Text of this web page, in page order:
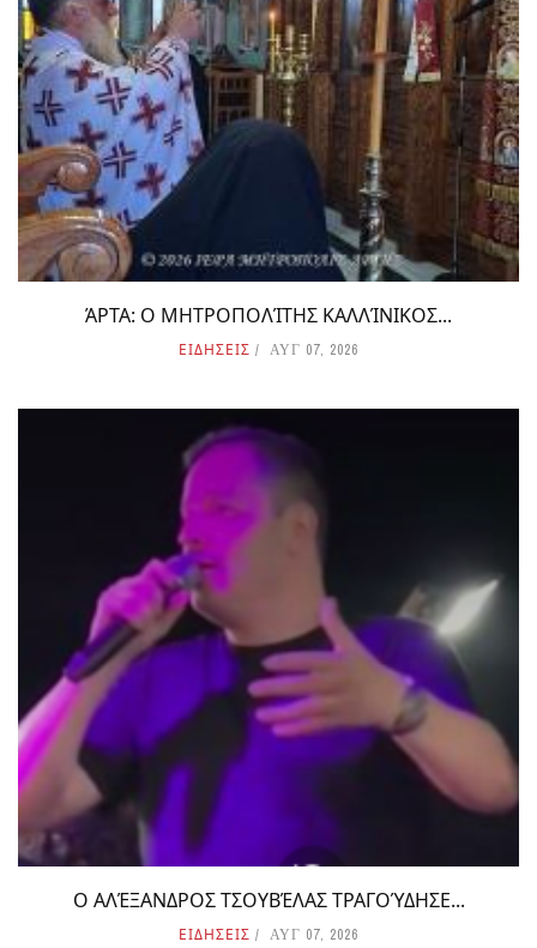
ΆΡΤΑ: Ο ΜΗΤΡΟΠΟΛΊΤΗΣ ΚΑΛΛΊΝΙΚΟΣ...
ΕΙΔΗΣΕΙΣ ΑΥΓ 07, 2026
Ο ΑΛΈΞΑΝΔΡΟΣ ΤΣΟΥΒΈΛΑΣ ΤΡΑΓΟΎΔΗΣΕ...
ΕΙΔΗΣΕΙΣ ΑΥΓ 07, 2026